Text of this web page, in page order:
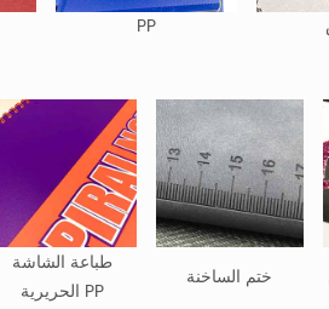
PP
طباعة الشاشة
الحريرية PP
ختم الساخنة